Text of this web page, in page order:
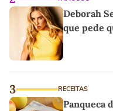
Deborah
que pede
3 RECEITAS
Panqueca